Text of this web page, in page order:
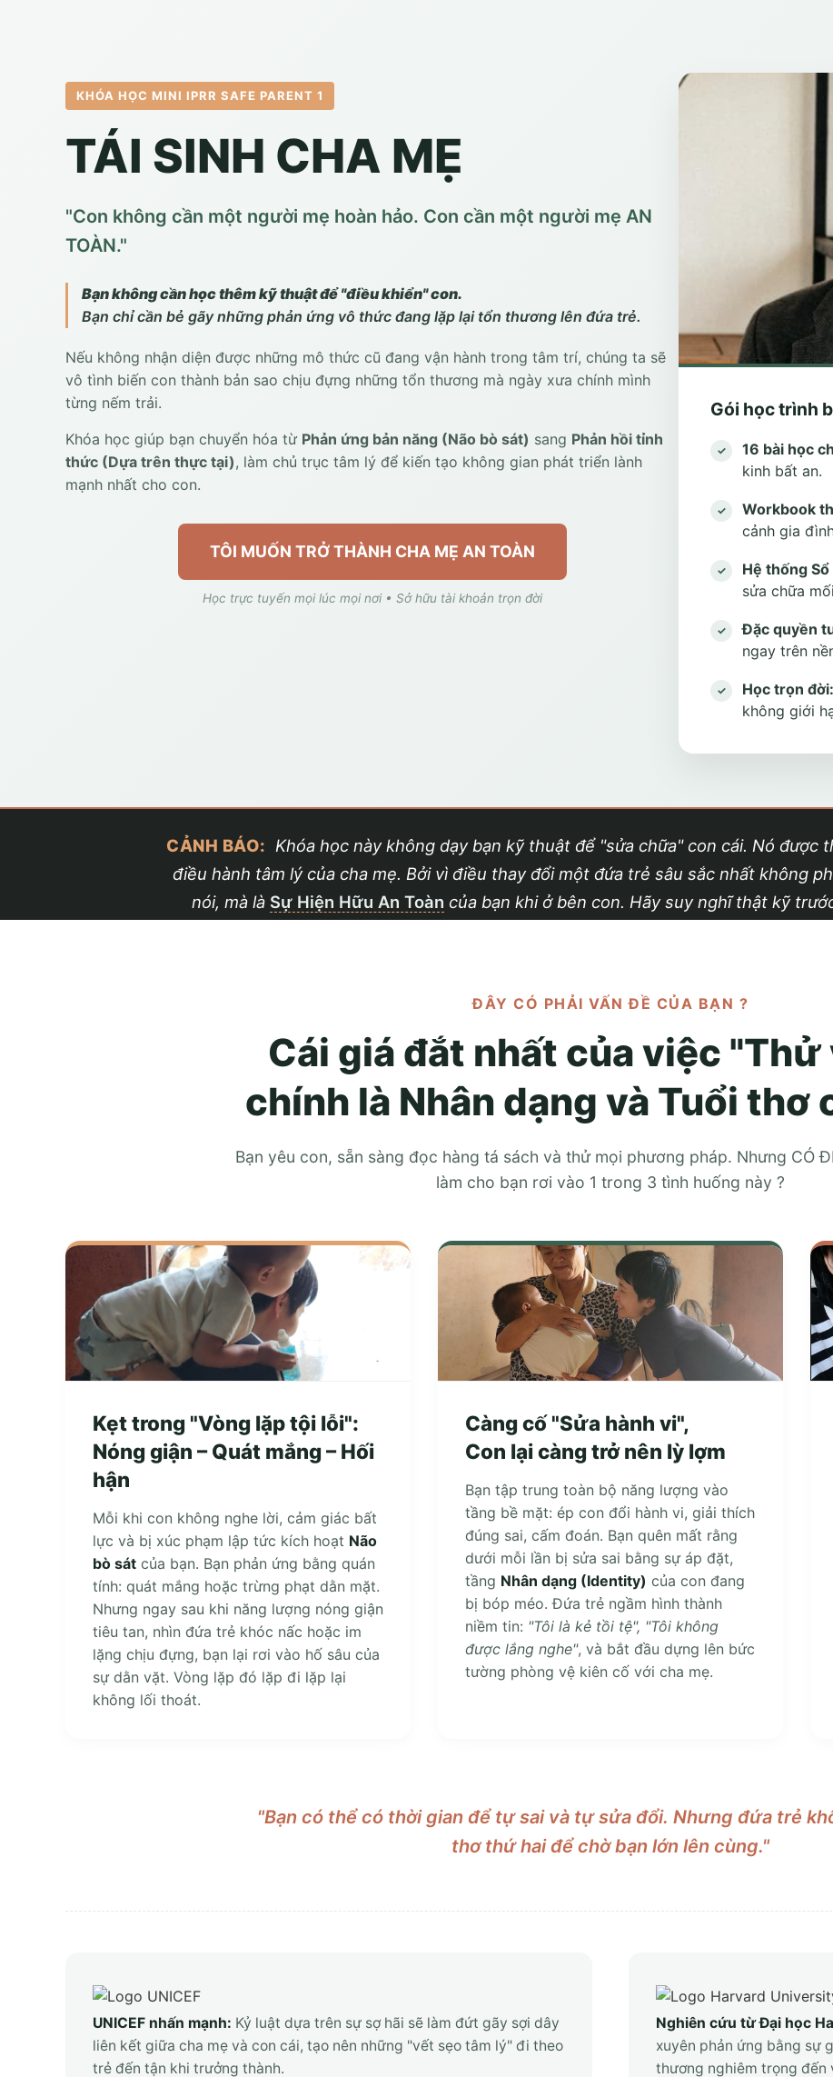
KHÓA HỌC MINI IPRR SAFE PARENT 1
TÁI SINH CHA MẸ
"Con không cần một người mẹ hoàn hảo. Con cần một người mẹ AN
TOÀN."
Bạn không cần học thêm kỹ thuật để "điều khiển" con.
Bạn chỉ cần bẻ gãy những phản ứng vô thức đang lặp lại tổn thương lên đứa trẻ.
Nếu không nhận diện được những mô thức cũ đang vận hành trong tâm trí, chúng ta sẽ
vô tình biến con thành bản sao chịu đựng những tổn thương mà ngày xưa chính mình
từng nếm trải.
Khóa học giúp bạn chuyển hóa từ Phản ứng bản năng (Não bò sát) sang Phản hồi tỉnh
thức (Dựa trên thực tại), làm chủ trục tâm lý để kiến tạo không gian phát triển lành
mạnh nhất cho con.
TÔI MUỐN TRỞ THÀNH CHA MẸ AN TOÀN
Học trực tuyến mọi lúc mọi nơi • Sở hữu tài khoản trọn đời
Gói học trình
✓ 16 bài học
kinh bất an.
✓ Workbook
cảnh gia
✓ Hệ thống Sổ
sửa chữa
✓ Đặc quyền
ngay trên
✓ Học trọn đời:
không giới
CẢNH BÁO: Khóa học này không dạy bạn kỹ thuật để "sửa chữa" con cái. Nó được
điều hành tâm lý của cha mẹ. Bởi vì điều thay đổi một đứa trẻ sâu sắc nhất không
nói, mà là Sự Hiện Hữu An Toàn của bạn khi ở bên con. Hãy suy nghĩ thật kỹ
ĐÂY CÓ PHẢI VẤN ĐỀ CỦA BẠN ?
Cái giá đắt nhất của việc "Thử
chính là Nhân dạng và Tuổi thơ
Bạn yêu con, sẵn sàng đọc hàng tá sách và thử mọi phương pháp. Nhưng CÓ
làm cho bạn rơi vào 1 trong 3 tình huống này ?
Kẹt trong "Vòng lặp tội lỗi":
Nóng giận – Quát mắng – Hối
hận
Mỗi khi con không nghe lời, cảm giác bất
lực và bị xúc phạm lập tức kích hoạt Não
bò sát của bạn. Bạn phản ứng bằng quán
tính: quát mắng hoặc trừng phạt dằn mặt.
Nhưng ngay sau khi năng lượng nóng giận
tiêu tan, nhìn đứa trẻ khóc nấc hoặc im
lặng chịu đựng, bạn lại rơi vào hố sâu của
sự dằn vặt. Vòng lặp đó lặp đi lặp lại
không lối thoát.
Càng cố "Sửa hành vi",
Con lại càng trở nên lỳ lợm
Bạn tập trung toàn bộ năng lượng vào
tầng bề mặt: ép con đổi hành vi, giải thích
đúng sai, cấm đoán. Bạn quên mất rằng
dưới mỗi lần bị sửa sai bằng sự áp đặt,
tầng Nhân dạng (Identity) của con đang
bị bóp méo. Đứa trẻ ngầm hình thành
niềm tin: "Tôi là kẻ tồi tệ", "Tôi không
được lắng nghe", và bắt đầu dựng lên bức
tường phòng vệ kiên cố với cha mẹ.
"Bạn có thể có thời gian để tự sai và tự sửa đổi. Nhưng đứa trẻ
thơ thứ hai để chờ bạn lớn lên cùng."
UNICEF nhấn mạnh: Kỷ luật dựa trên sự sợ hãi sẽ làm đứt gãy sợi dây
liên kết giữa cha mẹ và con cái, tạo nên những "vết sẹo tâm lý" đi theo
trẻ đến tận khi trưởng thành.
Nghiên cứu từ Đại học
xuyên phản ứng bằng sự
thương nghiêm trọng đến